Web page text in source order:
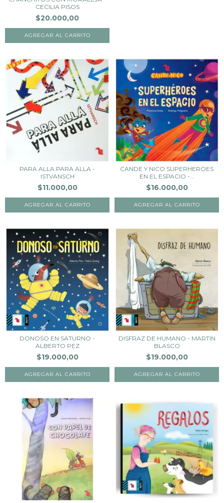
CECILIA PISOS
$20.000,00
PARA ALLA PARA ALLA -
ISTVANSCH
$11.000,00
CANDE Y NICO SUPERHEROES
EN EL ESPACIO -...
$16.000,00
DONOSO EN SATURNO -
ALBERTO PEZ
$19.000,00
DISFRAZ DE HUMANO - MARTIN
BLASCO
$19.000,00